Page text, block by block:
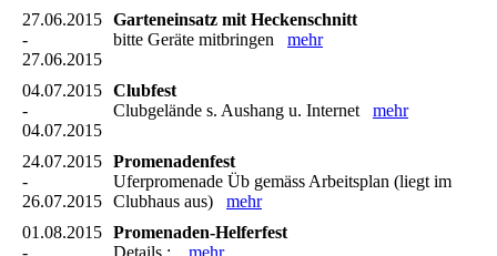
27.06.2015
-
27.06.2015
Garteneinsatz mit Heckenschnitt
bitte Geräte mitbringen mehr
04.07.2015
-
04.07.2015
Clubfest
Clubgelände s. Aushang u. Internet mehr
24.07.2015
-
26.07.2015
Promenadenfest
Uferpromenade Üb gemäss Arbeitsplan (liegt im
Clubhaus aus) mehr
01.08.2015 Promenaden-Helferfest